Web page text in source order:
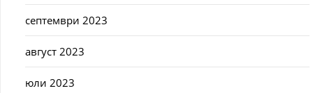
септември 2023
август 2023
юли 2023